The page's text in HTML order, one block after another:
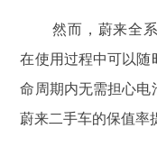
然而，蔚来全
在使用过程中可以随
命周期内无需担心电
蔚来二手车的保值率